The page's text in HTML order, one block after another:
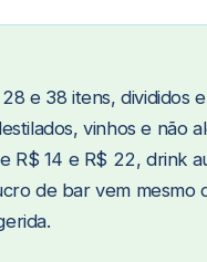
e 38 itens, divididos
vinhos e não
R$ 14 e R$ 22, drink
de bar vem